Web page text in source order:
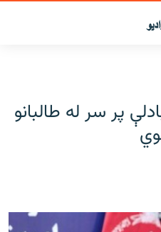
پر سر له طالبانو